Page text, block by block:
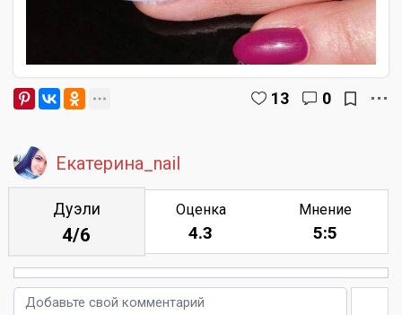
13 0
Екатерина_nail
Дуэли
4/6
Оценка
4.3
Мнение
5:5